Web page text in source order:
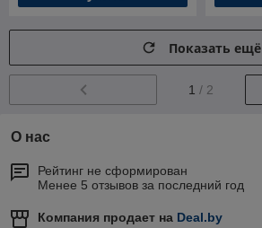
Показать ещё
1 / 2
О нас
Рейтинг не сформирован
Менее 5 отзывов за последний год
Компания продает на Deal.by